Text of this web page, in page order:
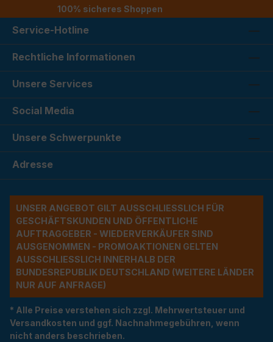
100% sicheres Shoppen
Service-Hotline
Rechtliche Informationen
Unsere Services
Social Media
Unsere Schwerpunkte
Adresse
UNSER ANGEBOT GILT AUSSCHLIESSLICH FÜR G
ESCHÄFTSKUNDEN UND ÖFFENTLICHE A
UFTRAGGEBER - WIEDERVERKÄUFER SIND A
USGENOMMEN - PROMOAKTIONEN GELTEN A
USSCHLIESSLICH INNERHALB DER BU
NDESREPUBLIK DEUTSCHLAND (WEITERE LÄNDER NU
R AUF ANFRAGE)
* Alle Preise verstehen sich zzgl. Mehrwertsteuer und
Versandkosten und ggf. Nachnahmegebühren, wenn
nicht anders beschrieben.